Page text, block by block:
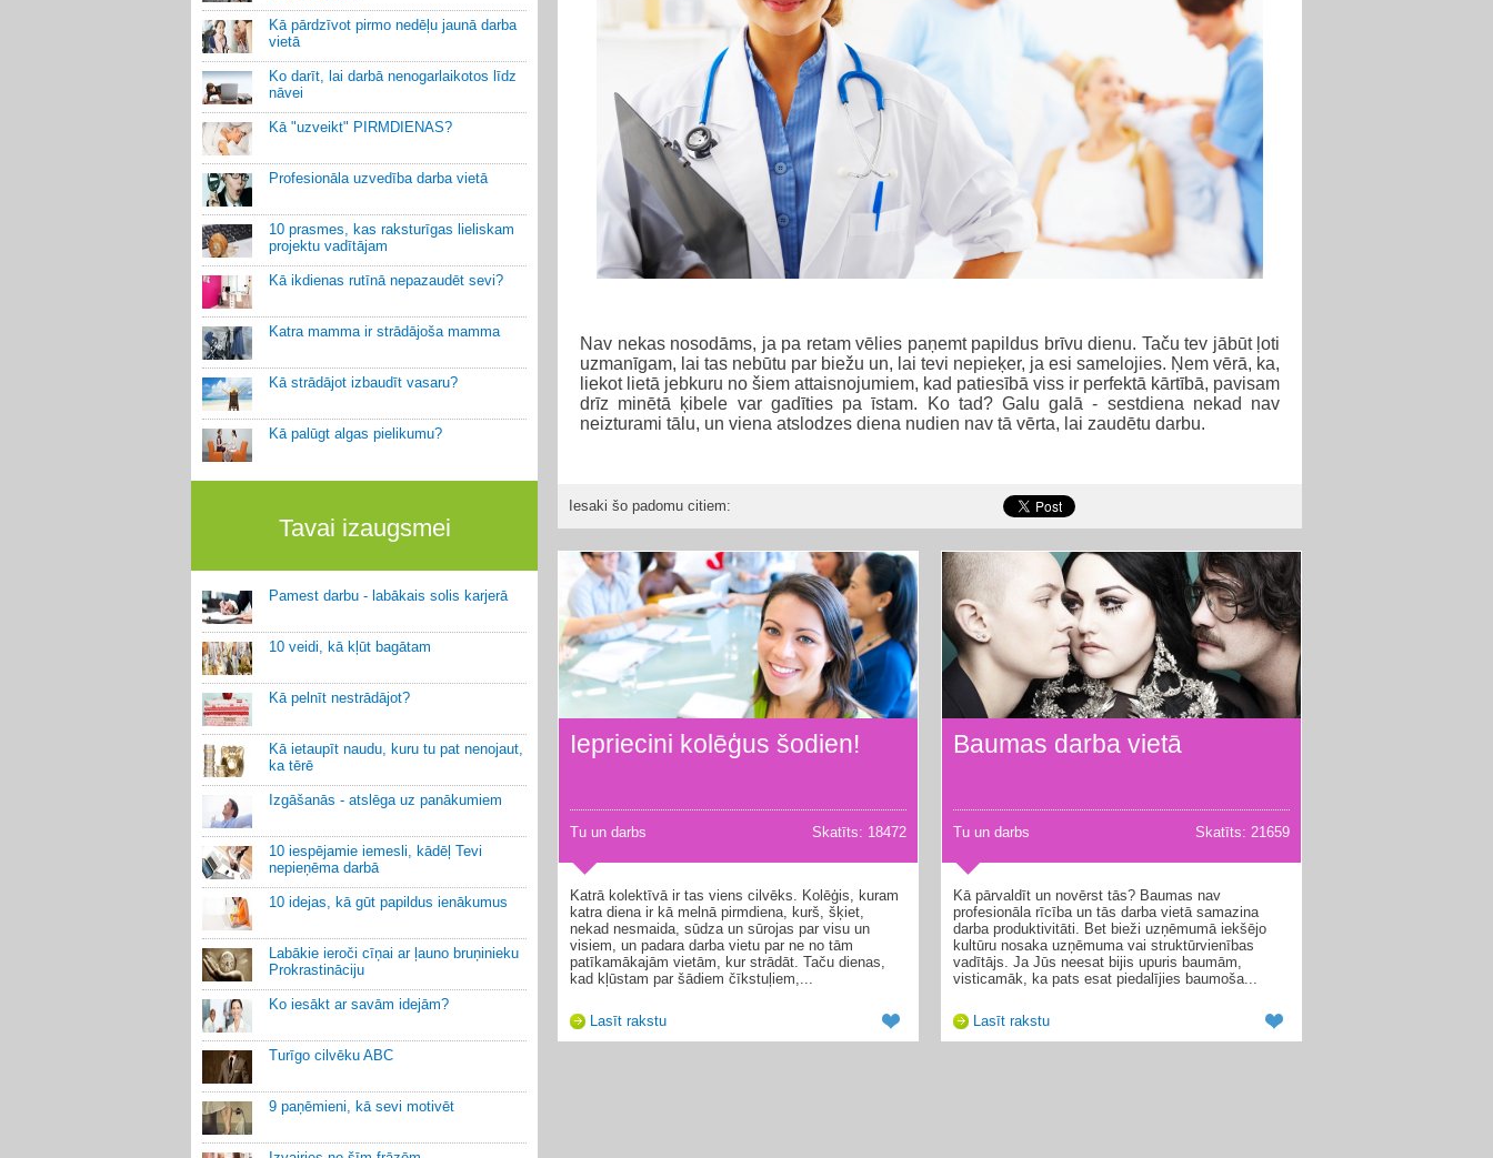
Kā pārdzīvot pirmo nedēļu jaunā darba
vietā
Ko darīt, lai darbā nenogarlaikotos līdz
nāvei
Kā "uzveikt" PIRMDIENAS?
Profesionāla uzvedība darba vietā
10 prasmes, kas raksturīgas lieliskam
projektu vadītājam
Kā ikdienas rutīnā nepazaudēt sevi?
Katra mamma ir strādājoša mamma
Kā strādājot izbaudīt vasaru?
Kā palūgt algas pielikumu?
Tavai izaugsmei
Pamest darbu - labākais solis karjerā
10 veidi, kā kļūt bagātam
Kā pelnīt nestrādājot?
Kā ietaupīt naudu, kuru tu pat nenojaut,
ka tērē
Izgāšanās - atslēga uz panākumiem
10 iespējamie iemesli, kādēļ Tevi
nepieņēma darbā
10 idejas, kā gūt papildus ienākumus
Labākie ieroči cīņai ar ļauno bruņinieku
Prokrastināciju
Ko iesākt ar savām idejām?
Turīgo cilvēku ABC
9 paņēmieni, kā sevi motivēt
Nav nekas nosodāms, ja pa retam vēlies paņemt papildus brīvu dienu. Taču tev jābūt ļoti
uzmanīgam, lai tas nebūtu par biežu un, lai tevi nepieķer, ja esi samelojies. Ņem vērā, ka,
liekot lietā jebkuru no šiem attaisnojumiem, kad patiesībā viss ir perfektā kārtībā, pavisam
drīz minētā ķibele var gadīties pa īstam. Ko tad? Galu galā - sestdiena nekad nav
neizturami tālu, un viena atslodzes diena nudien nav tā vērta, lai zaudētu darbu.
Iesaki šo padomu citiem:
Iepriecini kolēģus šodien!
Tu un darbs Skatīts: 18472
Katrā kolektīvā ir tas viens cilvēks. Kolēģis, kuram
katra diena ir kā melnā pirmdiena, kurš, šķiet,
nekad nesmaida, sūdza un sūrojas par visu un
visiem, un padara darba vietu par ne no tām
patīkamākajām vietām, kur strādāt. Taču dienas,
kad kļūstam par šādiem čīkstuļiem,...
Lasīt rakstu
Baumas darba vietā
Tu un darbs Skatīts: 21659
Kā pārvaldīt un novērst tās? Baumas nav
profesionāla rīcība un tās darba vietā samazina
darba produktivitāti. Bet bieži uzņēmumā iekšējo
kultūru nosaka uzņēmuma vai struktūrvienības
vadītājs. Ja Jūs neesat bijis upuris baumām,
visticamāk, ka pats esat piedalījies baumoša...
Lasīt rakstu